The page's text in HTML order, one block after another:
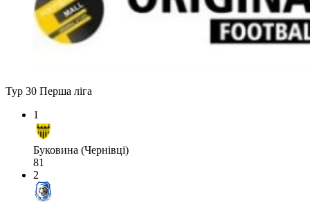
Тур 30 Перша ліга
1
Буковина (Чернівці)
81
2